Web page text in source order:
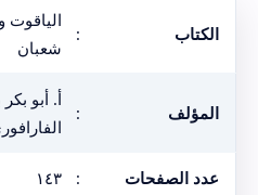
الكتاب :
شعبان
المؤلف :
أ. أبو
عدد الصفحات : ١٤٣